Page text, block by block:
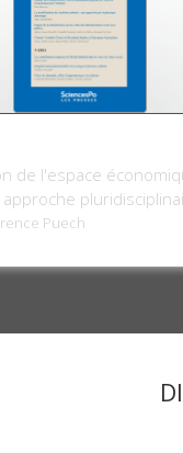
de l'espace
Puech